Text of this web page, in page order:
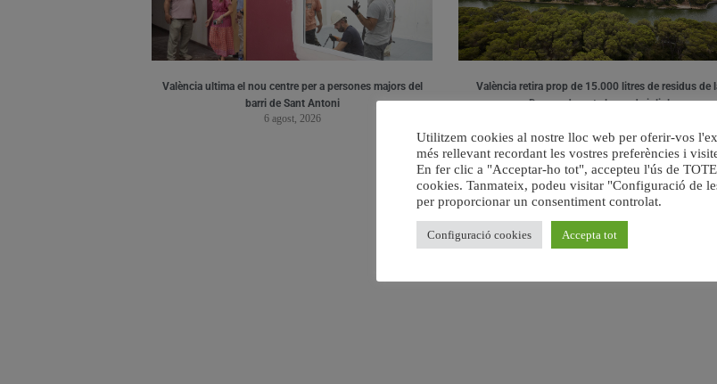
València ultima el nou centre per a persones majors del
barri de Sant Antoni
6 agost, 2026
València retira prop de 15.000 litres de residus de
Devesa durant el mes de juliol
Utilitzem cookies al nostre lloc web per oferir-vos
més rellevant recordant les vostres preferències i
En fer clic a "Acceptar-ho tot", accepteu l'ús de
cookies. Tanmateix, podeu visitar "Configuració de
per proporcionar un consentiment controlat.
Configuració cookies Accepta tot